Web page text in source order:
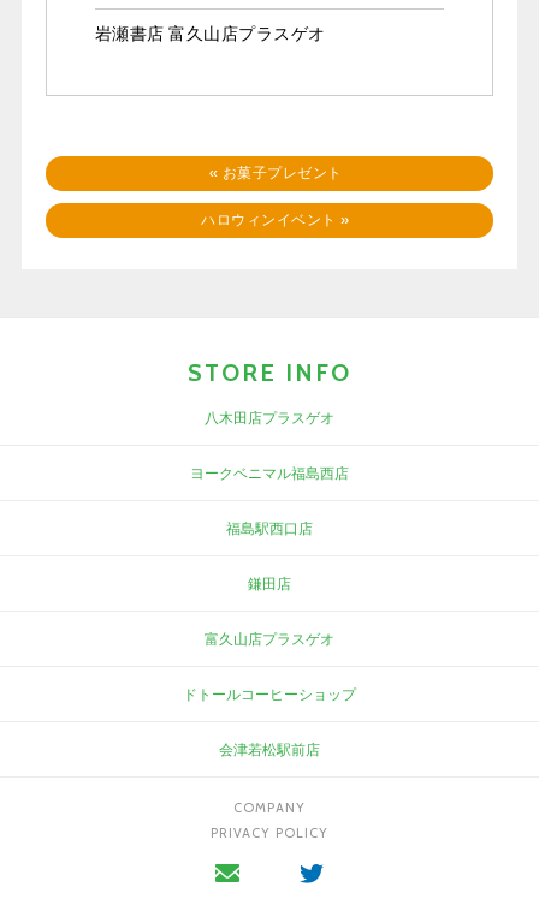
岩瀬書店 富久山店プラスゲオ
« お菓子プレゼント
ハロウィンイベント»
STORE INFO
八木田店プラスゲオ
ヨークベニマル福島西店
福島駅西口店
鎌田店
富久山店プラスゲオ
ドトールコーヒーショップ
会津若松駅前店
COMPANY
PRIVACY POLICY